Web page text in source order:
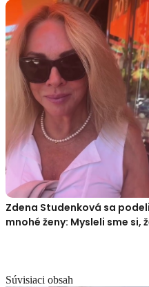
Zdena Studenková sa
mnohé ženy: Mysleli sme si,
Súvisiaci obsah